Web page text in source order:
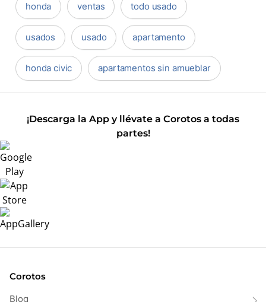
honda ventas todo usado
usados usado apartamento
honda civic apartamentos sin amueblar
¡Descarga la App y llévate a Corotos a todas
partes!
Corotos
Blog